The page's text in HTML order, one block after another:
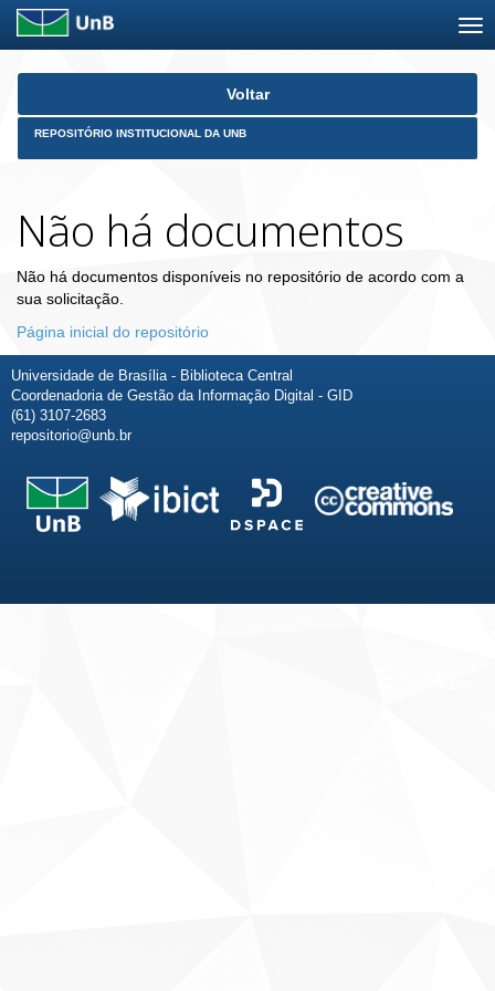
Skip
Voltar
REPOSITÓRIO INSTITUCIONAL DA UNB
Não há documentos
Não há documentos disponíveis no repositório de acordo com a
sua solicitação.
Página inicial do repositório
Universidade de Brasília - Biblioteca Central
Coordenadoria de Gestão da Informação Digital - GID
(61) 3107-2683
repositorio@unb.br